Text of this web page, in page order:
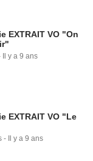
EXTRAIT VO "On
Il y a 9 ans
EXTRAIT VO "Le
- Il y a 9 ans